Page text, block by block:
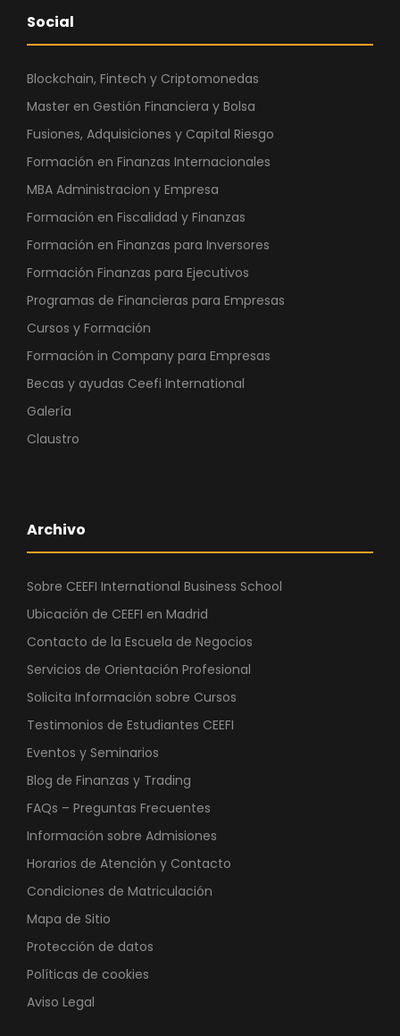
Social
Blockchain, Fintech y Criptomonedas
Master en Gestión Financiera y Bolsa
Fusiones, Adquisiciones y Capital Riesgo
Formación en Finanzas Internacionales
MBA Administracion y Empresa
Formación en Fiscalidad y Finanzas
Formación en Finanzas para Inversores
Formación Finanzas para Ejecutivos
Programas de Financieras para Empresas
Cursos y Formación
Formación in Company para Empresas
Becas y ayudas Ceefi International
Galería
Claustro
Archivo
Sobre CEEFI International Business School
Ubicación de CEEFI en Madrid
Contacto de la Escuela de Negocios
Servicios de Orientación Profesional
Solicita Información sobre Cursos
Testimonios de Estudiantes CEEFI
Eventos y Seminarios
Blog de Finanzas y Trading
FAQs – Preguntas Frecuentes
Información sobre Admisiones
Horarios de Atención y Contacto
Condiciones de Matriculación
Mapa de Sitio
Protección de datos
Políticas de cookies
Aviso Legal